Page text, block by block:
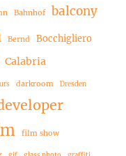
Bahnhof
balcony
Bernd Bocchigliero
Calabria
darkroom Dresden
film show